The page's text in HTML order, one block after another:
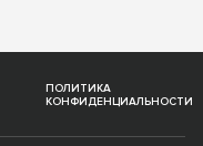
ПОЛИТИКА
КОНФИДЕНЦИАЛЬНОСТИ